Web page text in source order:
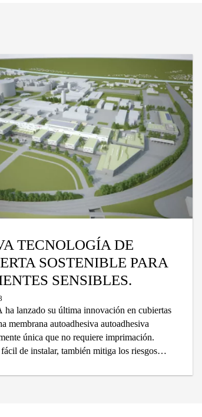
TECNOLOGÍA DE
SOSTENIBLE PARA
SENSIBLES.
ha lanzado su última innovación en cubiertas
membrana autoadhesiva autoadhesiva
única que no requiere imprimación.
de instalar, también mitiga los riesgos
en una opción confiable para